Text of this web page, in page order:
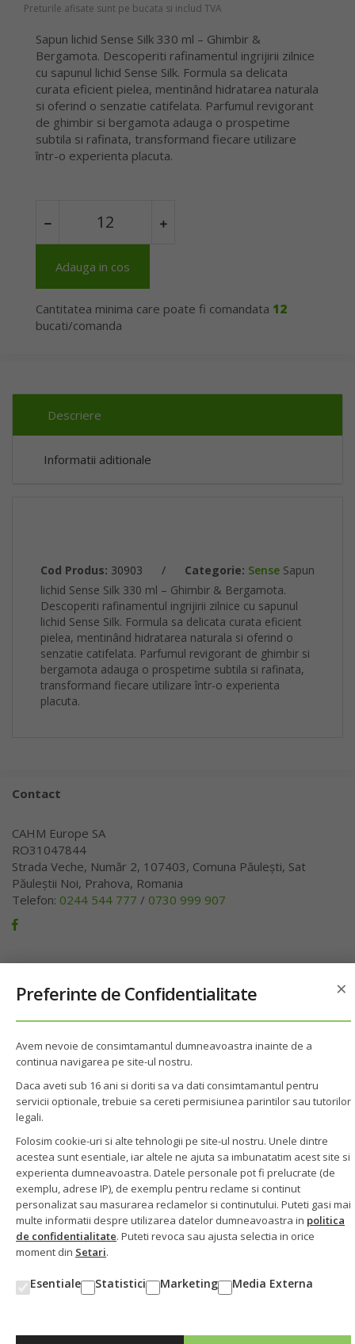
Preturile afisate sunt pe bucata si includ TVA
Sapun lichid Sense Silk 330 ml – Ghimbir &
Bergamota. Descoperiti rafinamentul ingrijirii zilnice
cu sapunul lichid Sense Silk. Formula sa delicata
curata eficient pielea, mentinând hidratarea naturala
si oferind o senzatie catifelata. Parfumul revigorant
de ghimbir si bergamota adauga o prospetime
subtila si rafinata, transformand fiecare utilizare
într-o experienta placuta.
Adauga in cos
Cantitatea minima care poate fi comandata 12
bucati/comanda
Descriere
Informatii aditionale
Cod Produs: 30903 / Categorie: Sense Sapun
lichid Sense Silk 330 ml – Ghimbir & Bergamota.
Descoperiti rafinamentul ingrijirii zilnice cu sapunul
lichid Sense Silk. Formula sa delicata curata eficient
pielea, mentinând hidratarea naturala si oferind o
senzatie catifelata. Parfumul revigorant de ghimbir si
bergamota adauga o prospetime subtila si rafinata,
transformand fiecare utilizare într-o experienta
placuta.
Contact
CAHM Europe SA
RO31047844
Strada Veche, Număr 2, 107403, Comuna Păulești, Sat
Păuleștii Noi, Prahova, Romania
Telefon: 0244 544 777 / 0730 999 907
Despre noi
Cum Cumpar
Termeni & Conditii
Contact
Informatii
Politica de confidentialitate
Politica cookie
Setari cookie
Regulament Tombola Kaufland
GDPR Tombola Kaufland
Act aditional
×
Preferinte de Confidentialitate
Avem nevoie de consimtamantul dumneavoastra inainte de a
continua navigarea pe site-ul nostru.
Daca aveti sub 16 ani si doriti sa va dati consimtamantul pentru
servicii optionale, trebuie sa cereti permisiunea parintilor sau tutorilor
legali.
Folosim cookie-uri si alte tehnologii pe site-ul nostru. Unele dintre
acestea sunt esentiale, iar altele ne ajuta sa imbunatatim acest site si
experienta dumneavoastra. Datele personale pot fi prelucrate (de
exemplu, adrese IP), de exemplu pentru reclame si continut
personalizat sau masurarea reclamelor si continutului. Puteti gasi mai
multe informatii despre utilizarea datelor dumneavoastra in politica
de confidentialitate. Puteti revoca sau ajusta selectia in orice
moment din Setari.
Esentiale Statistici Marketing Media Externa